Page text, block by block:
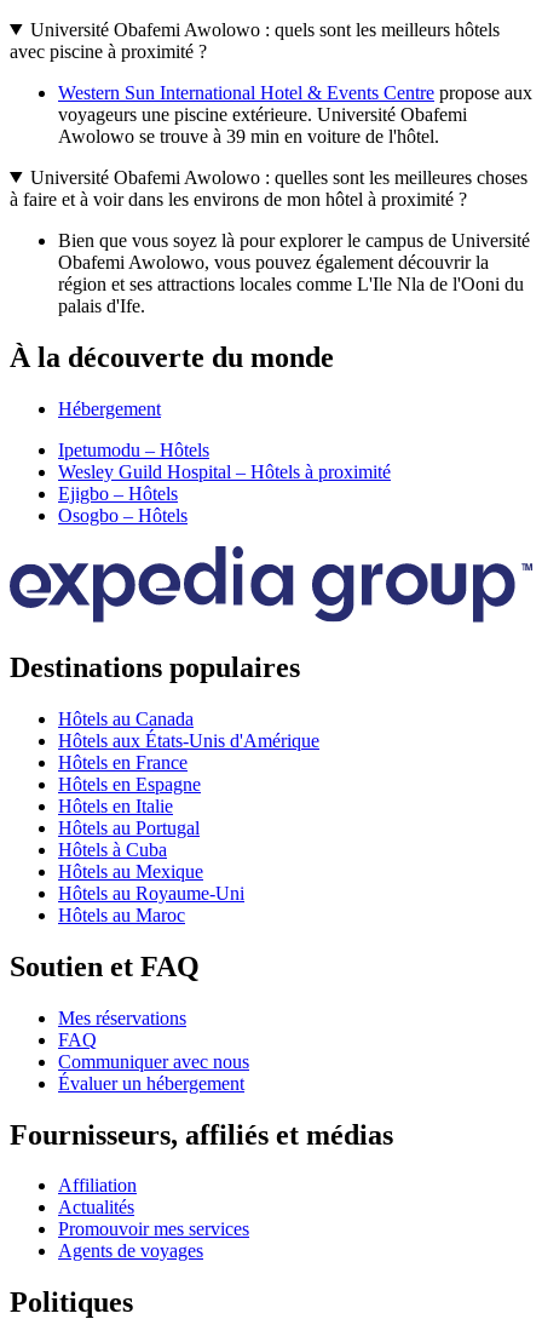
Université Obafemi Awolowo : quels sont les meilleurs hôtels
avec piscine à proximité ?
Western Sun International Hotel & Events Centre propose aux
voyageurs une piscine extérieure. Université Obafemi
Awolowo se trouve à 39 min en voiture de l'hôtel.
Université Obafemi Awolowo : quelles sont les meilleures choses
à faire et à voir dans les environs de mon hôtel à proximité ?
Bien que vous soyez là pour explorer le campus de Université
Obafemi Awolowo, vous pouvez également découvrir la
région et ses attractions locales comme L'Ile Nla de l'Ooni du
palais d'Ife.
À la découverte du monde
Hébergement
Ipetumodu – Hôtels
Wesley Guild Hospital – Hôtels à proximité
Ejigbo – Hôtels
Osogbo – Hôtels
Destinations populaires
Hôtels au Canada
Hôtels aux États-Unis d'Amérique
Hôtels en France
Hôtels en Espagne
Hôtels en Italie
Hôtels au Portugal
Hôtels à Cuba
Hôtels au Mexique
Hôtels au Royaume-Uni
Hôtels au Maroc
Soutien et FAQ
Mes réservations
FAQ
Communiquer avec nous
Évaluer un hébergement
Fournisseurs, affiliés et médias
Affiliation
Actualités
Promouvoir mes services
Agents de voyages
Politiques